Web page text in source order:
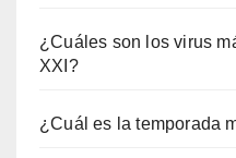
¿Cuáles son los virus
XXI?
¿Cuál es la temporada